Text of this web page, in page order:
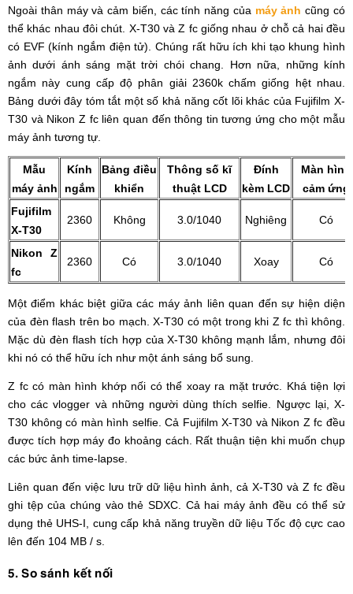
Ngoài thân máy và cảm biến, các tính năng của máy ảnh cũng có
thể khác nhau đôi chút. X-T30 và Z fc giống nhau ở chỗ cả hai đều
có EVF (kính ngắm điện tử). Chúng rất hữu ích khi tạo khung hình
ảnh dưới ánh sáng mặt trời chói chang. Hơn nữa, những kính
ngắm này cung cấp độ phân giải 2360k chấm giống hệt nhau.
Bảng dưới đây tóm tắt một số khả năng cốt lõi khác của Fujifilm X-
T30 và Nikon Z fc liên quan đến thông tin tương ứng cho một mẫu
máy ảnh tương tự.
Mẫu
máy ảnh
Kính
ngắm
Bảng điều
khiển
Thông số kĩ
thuật LCD
Đính
kèm LCD
Màn hình
cảm ứng
Fujifilm
X-T30
2360 Không 3.0/1040 Nghiêng Có
Nikon Z
fc
2360 Có 3.0/1040 Xoay Có
Một điểm khác biệt giữa các máy ảnh liên quan đến sự hiện diện
của đèn flash trên bo mạch. X-T30 có một trong khi Z fc thì không.
Mặc dù đèn flash tích hợp của X-T30 không mạnh lắm, nhưng đôi
khi nó có thể hữu ích như một ánh sáng bổ sung.
Z fc có màn hình khớp nối có thể xoay ra mặt trước. Khá tiện lợi
cho các vlogger và những người dùng thích selfie. Ngược lại, X-
T30 không có màn hình selfie. Cả Fujifilm X-T30 và Nikon Z fc đều
được tích hợp máy đo khoảng cách. Rất thuận tiện khi muốn chụp
các bức ảnh time-lapse.
Liên quan đến việc lưu trữ dữ liệu hình ảnh, cả X-T30 và Z fc đều
ghi tệp của chúng vào thẻ SDXC. Cả hai máy ảnh đều có thể sử
dụng thẻ UHS-I, cung cấp khả năng truyền dữ liệu Tốc độ cực cao
lên đến 104 MB / s.
5. So sánh kết nối